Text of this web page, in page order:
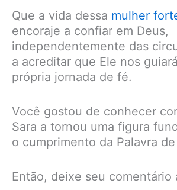
Que a vida dessa mulher
encoraje a confiar em Deus,
independentemente das
a acreditar que Ele nos
própria jornada de fé.
Você gostou de conhecer
Sara a tornou uma figura
o cumprimento da Palavra de
Então, deixe seu comentário